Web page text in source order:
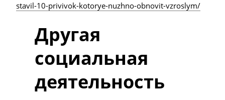
stavil-10-privivok-kotorye-nuzhno-obnovit-vzroslym/
Другая
социальная
деятельность